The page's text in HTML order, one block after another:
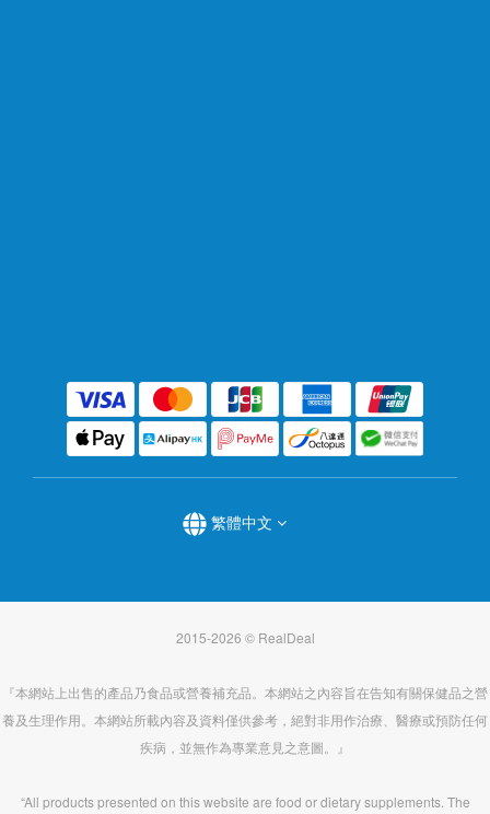
繁體中文
2015-2026 © RealDeal
『本網站上出售的產品乃食品或營養補充品。本網站之內容旨在告知有關保健品之營
養及生理作用。本網站所載內容及資料僅供參考，絕對非用作治療、醫療或預防任何
疾病，並無作為專業意見之意圖。』
“All products presented on this website are food or dietary supplements. The